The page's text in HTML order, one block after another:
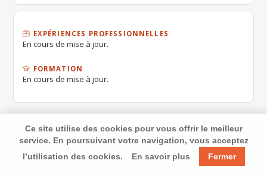
EXPÉRIENCES PROFESSIONNELLES
En cours de mise à jour.
FORMATION
En cours de mise à jour.
Ce site utilise des cookies pour vous offrir le meilleur
service. En poursuivant votre navigation, vous acceptez
l’utilisation des cookies.
En savoir plus Fermer